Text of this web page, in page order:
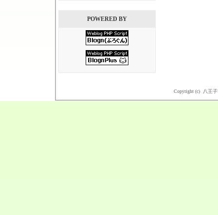
POWERED BY
Copyright (c) 八王